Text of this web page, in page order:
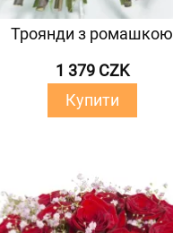
Троянди з ромашкою
1 379 CZK
Купити